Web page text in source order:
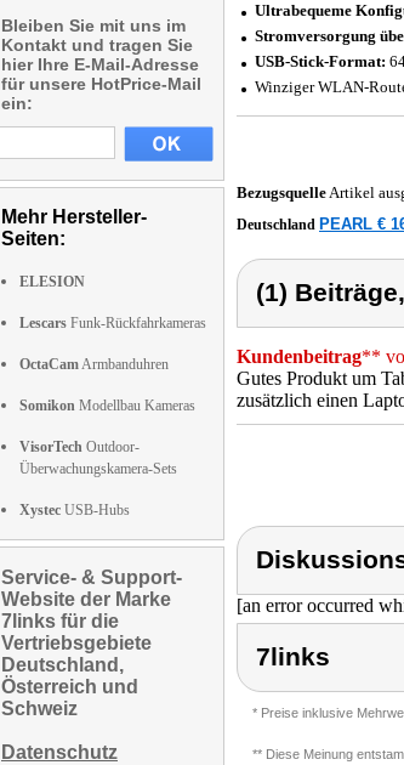
Bleiben Sie mit uns im
Kontakt und tragen Sie
hier Ihre E-Mail-Adresse
für unsere HotPrice-Mail
ein:
Mehr Hersteller-
Seiten:
ELESION
Lescars Funk-Rückfahrkameras
OctaCamArmbanduhren
Somikon Modellbau Kameras
VisorTech Outdoor-
Überwachungskamera-Sets
Xystec USB-Hubs
Service- & Support-
Website der Marke
7links für die
Vertriebsgebiete
Deutschland,
Österreich und
Schweiz
Datenschutz
Ultrabequeme
Stromversorgung
USB-Stick-Format:
Winziger WLAN-
BezugsquelleArtikel
Deutschland PEARL €
(1)
Kundenbeitrag**
Gutes Produkt um
zusätzlich einen
[an error occurred
7links
* Preise inklusive
** Diese Meinung